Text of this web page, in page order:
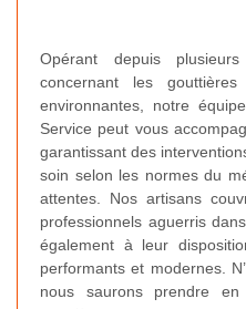
Opérant depuis
concernant les
environnantes, notre
Service peut vous
garantissant des
soin selon les normes du
attentes. Nos artisans
professionnels aguerris
également à leur
performants et modernes.
nous saurons prendre